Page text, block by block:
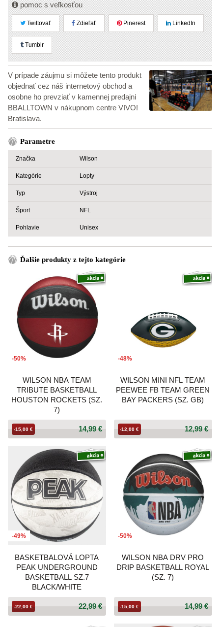
pomoc s veľkosťou
Twittovať Zdieľať Pinerest LinkedIn
Tumblr
V prípade záujmu si môžete tento produkt
objednať cez náš internetový obchod a
osobne ho prevziať v kamennej predajni
BBALLTOWN v nákupnom centre VIVO!
Bratislava.
Parametre
Značka Wilson
Kategórie Lopty
Typ Výstroj
Šport NFL
Pohlavie Unisex
Ďalšie produkty z tejto kategórie
-50%
WILSON NBA TEAM
TRIBUTE BASKETBALL
HOUSTON ROCKETS (SZ.
7)
14,99 €
-15,00 €
-48%
WILSON MINI NFL TEAM
PEEWEE FB TEAM GREEN
BAY PACKERS (SZ. GB)
12,99 €
-12,00 €
-49%
BASKETBALOVÁ LOPTA
PEAK UNDERGROUND
BASKETBALL SZ.7
BLACK/WHITE
22,99 €
-22,00 €
-50%
WILSON NBA DRV PRO
DRIP BASKETBALL ROYAL
(SZ. 7)
14,99 €
-15,00 €